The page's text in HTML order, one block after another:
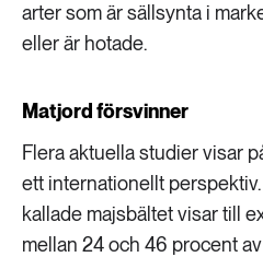
arter som är sällsynta i
eller är hotade.
Matjord försvinner
Flera aktuella studier visar
ett internationellt
kallade majsbältet visar till
mellan 24 och 46 procent